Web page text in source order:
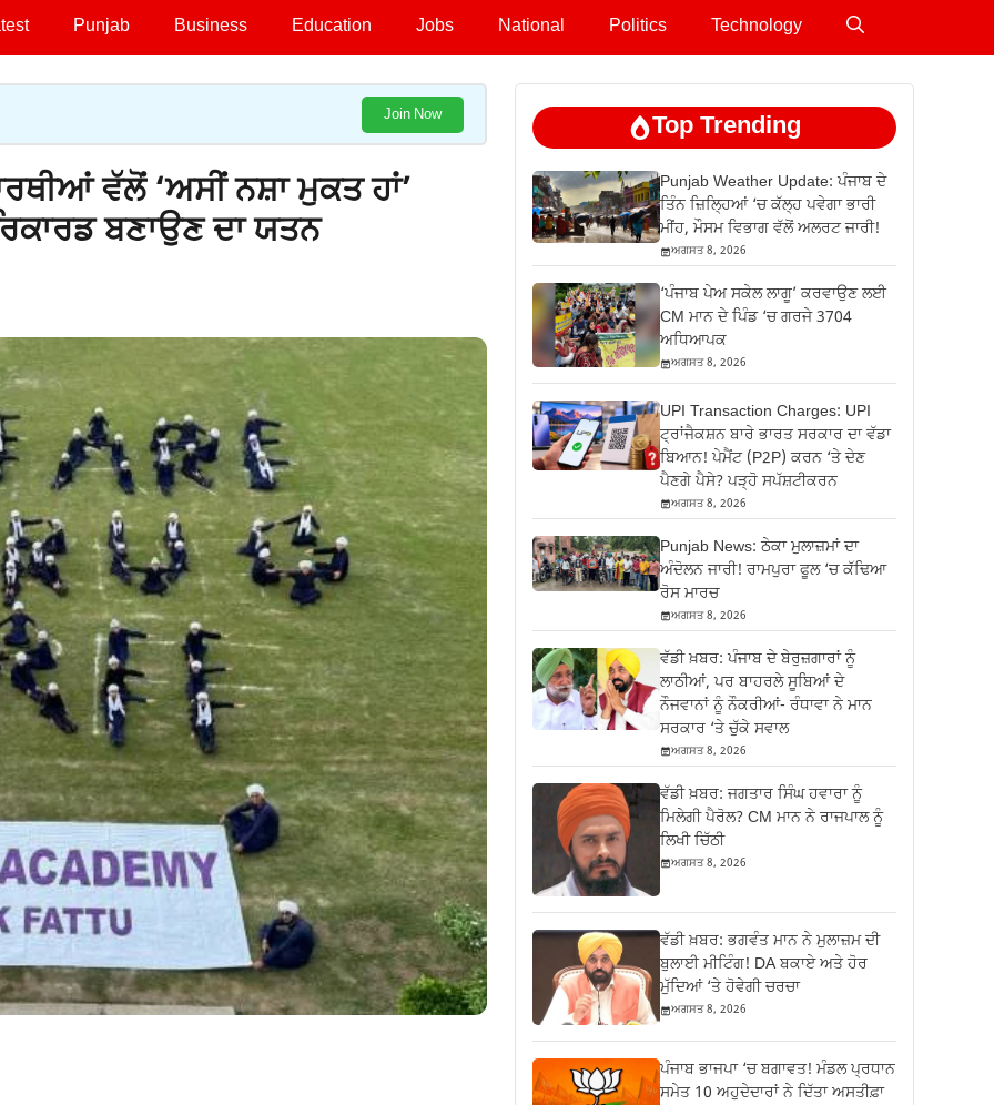
Punjab Business Education Jobs National Politics Technology
Join Now
ਵੱਲੋਂ ‘ਅਸੀਂ ਨਸ਼ਾ ਮੁਕਤ ਹਾਂ’
ਬਣਾਉਣ ਦਾ ਯਤਨ
Top Trending
Punjab Weather Update: ਪੰਜਾਬ ਦੇ
ਤਿੰਨ ਜ਼‍ਿਲ੍ਹਿਆਂ ‘ਚ ਕੱਲ੍ਹ ਪਵੇਗਾ ਭਾਰੀ
ਮੀਂਹ, ਮੌਸਮ ਵਿਭਾਗ ਵੱਲੋਂ ਅਲਰਟ ਜਾਰੀ!
ਅਗਸਤ 8, 2026
‘ਪੰਜਾਬ ਪੇਅ ਸਕੇਲ ਲਾਗੂ’ ਕਰਵਾਉਣ ਲਈ
CM ਮਾਨ ਦੇ ਪਿੰਡ ‘ਚ ਗਰਜੇ 3704
ਅਧਿਆਪਕ
ਅਗਸਤ 8, 2026
UPI Transaction Charges: UPI
ਟ੍ਰਾਂਜੈਕਸ਼ਨ ਬਾਰੇ ਭਾਰਤ ਸਰਕਾਰ ਦਾ ਵੱਡਾ
ਬਿਆਨ! ਪੇਮੈਂਟ (P2P) ਕਰਨ ‘ਤੇ ਦੇਣ
ਪੈਣਗੇ ਪੈਸੇ? ਪੜ੍ਹੋ ਸਪੱਸ਼ਟੀਕਰਨ
ਅਗਸਤ 8, 2026
Punjab News: ਠੇਕਾ ਮੁਲਾਜ਼ਮਾਂ ਦਾ
ਅੰਦੋਲਨ ਜਾਰੀ! ਰਾਮਪੁਰਾ ਫੂਲ ‘ਚ ਕੱਢਿਆ
ਰੋਸ ਮਾਰਚ
ਅਗਸਤ 8, 2026
ਵੱਡੀ ਖ਼ਬਰ: ਪੰਜਾਬ ਦੇ ਬੇਰੁਜ਼ਗਾਰਾਂ ਨੂੰ
ਲਾਠੀਆਂ, ਪਰ ਬਾਹਰਲੇ ਸੂਬਿਆਂ ਦੇ
ਨੌਜਵਾਨਾਂ ਨੂੰ ਨੌਕਰੀਆਂ- ਰੰਧਾਵਾ ਨੇ ਮਾਨ
ਸਰਕਾਰ ‘ਤੇ ਚੁੱਕੇ ਸਵਾਲ
ਅਗਸਤ 8, 2026
ਵੱਡੀ ਖ਼ਬਰ: ਜਗਤਾਰ ਸਿੰਘ ਹਵਾਰਾ ਨੂੰ
ਮਿਲੇਗੀ ਪੈਰੋਲ? CM ਮਾਨ ਨੇ ਰਾਜਪਾਲ ਨੂੰ
ਲਿਖੀ ਚਿੱਠੀ
ਅਗਸਤ 8, 2026
ਵੱਡੀ ਖ਼ਬਰ: ਭਗਵੰਤ ਮਾਨ ਨੇ ਮੁਲਾਜ਼ਮ ਦੀ
ਬੁਲਾਈ ਮੀਟਿੰਗ! DA ਬਕਾਏ ਅਤੇ ਹੋਰ
ਮੁੱਦਿਆਂ ‘ਤੇ ਹੋਵੇਗੀ ਚਰਚਾ
ਅਗਸਤ 8, 2026
ਪੰਜਾਬ ਭਾਜਪਾ ‘ਚ ਬਗਾਵਤ! ਮੰਡਲ ਪ੍ਰਧਾਨ
ਸਮੇਤ 10 ਅਹੁਦੇਦਾਰਾਂ ਨੇ ਦਿੱਤਾ ਅਸਤੀਫ਼ਾ